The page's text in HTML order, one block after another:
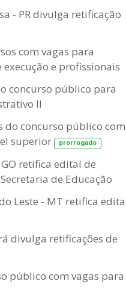
- PR divulga retificação
com vagas para
e profissionais
concurso público para
II
do concurso público com
superior
prorrogado
retifica edital de
de Educação
Leste - MT retifica
divulga retificações de
público com vagas para